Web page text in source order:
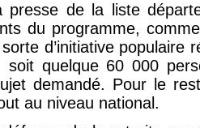
de la liste
du programme,
d’initiative populaire
soit quelque 60 000
demandé. Pour le
au niveau national.